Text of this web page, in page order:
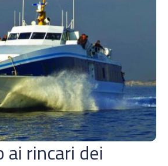
ai rincari dei